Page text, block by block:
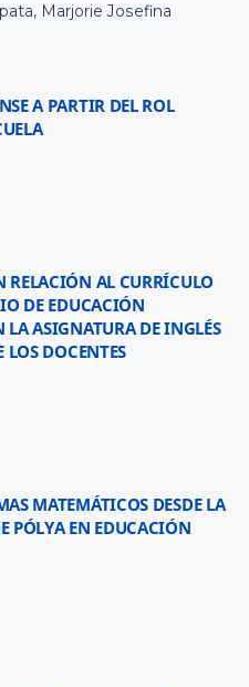
Marjorie Josefina
A PARTIR DEL ROL
RELACIÓN AL CURRÍCULO
DE EDUCACIÓN
ASIGNATURA DE INGLÉS
LOS DOCENTES
MATEMÁTICOS DESDE LA
PÓLYA EN EDUCACIÓN